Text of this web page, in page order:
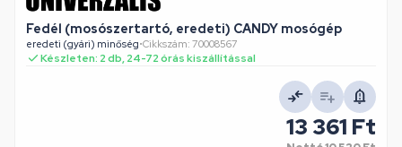
Fedél (mosószertartó, eredeti) CANDY mosógép
eredeti (gyári) minőség•Cikkszám: 70008567
Készleten: 2 db, 24-72 órás kiszállítással
13 361 Ft